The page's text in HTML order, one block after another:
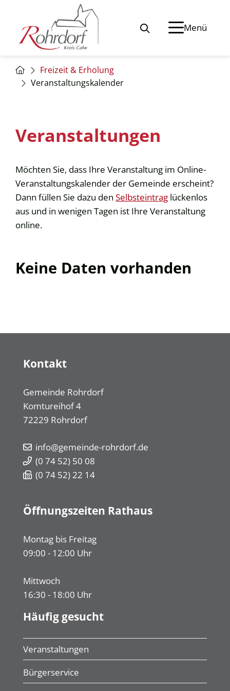
Menü
Freizeit & Erholung
Veranstaltungskalender
Veranstaltungen
Möchten Sie, dass Ihre Veranstaltung im Online-
Veranstaltungskalender der Gemeinde erscheint?
Dann füllen Sie dazu den Selbsteintrag lückenlos
aus und in wenigen Tagen ist Ihre Veranstaltung
online.
Keine Daten vorhanden
Kontakt
Gemeinde Rohrdorf
Komtureihof 4
72229 Rohrdorf
info@gemeinde-rohrdorf.de
(0 74 52) 50 08
(0 74 52) 22 14
Öffnungszeiten Rathaus
Montag bis Freitag
09:00 - 12:00 Uhr
Mittwoch
16:30 - 18:00 Uhr
Häufig gesucht
Veranstaltungen
Bürgerservice